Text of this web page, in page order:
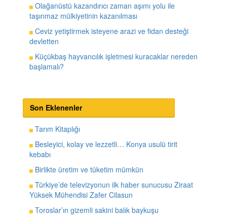
Olağanüstü kazandırıcı zaman aşımı yolu ile
taşınmaz mülkiyetinin kazanılması
Ceviz yetiştirmek isteyene arazi ve fidan desteği
devletten
Küçükbaş hayvancılık işletmesi kuracaklar nereden
başlamalı?
Son Eklenenler
Tarım Kitaplığı
Besleyici, kolay ve lezzetli… Konya usulü tirit
kebabı
Birlikte üretim ve tüketim mümkün
Türkiye’de televizyonun ilk haber sunucusu Ziraat
Yüksek Mühendisi Zafer Cilasun
Toroslar’ın gizemli sakini balık baykuşu